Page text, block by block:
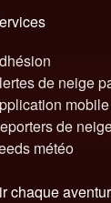
de neige
de
météo
chaque